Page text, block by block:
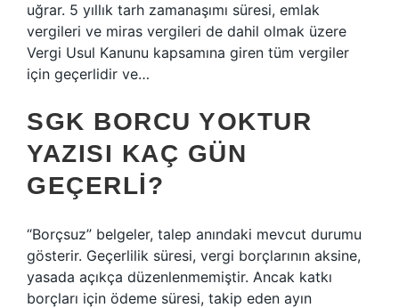
uğrar. 5 yıllık tarh zamanaşımı süresi, emlak
vergileri ve miras vergileri de dahil olmak üzere
Vergi Usul Kanunu kapsamına giren tüm vergiler
için geçerlidir ve…
SGK BORCU YOKTUR
YAZISI KAÇ GÜN
GEÇERLI?
“Borçsuz” belgeler, talep anındaki mevcut durumu
gösterir. Geçerlilik süresi, vergi borçlarının aksine,
yasada açıkça düzenlenmemiştir. Ancak katkı
borçları için ödeme süresi, takip eden ayın